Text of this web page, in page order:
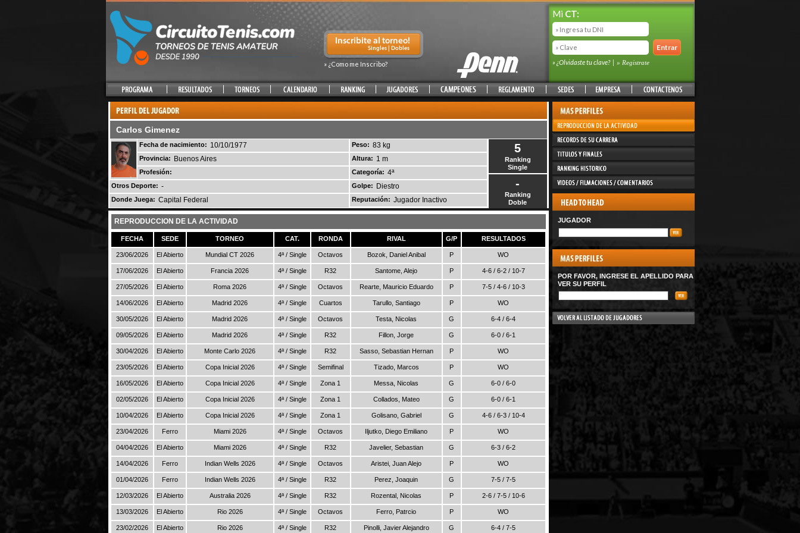
» ¿Como me Inscribo?
Mi CT:
» ¿Olvidaste tu clave? | » Registrate
Carlos Gimenez
Fecha de nacimiento: 10/10/1977 Peso: 83 kg
Provincia: Buenos Aires Altura: 1 m
Profesión: Categoría: 4ª
Otros Deporte: - Golpe: Diestro
Donde Juega: Capital Federal Reputación: Jugador Inactivo
5
Ranking
Single
-
Ranking
Doble
REPRODUCCION DE LA ACTIVIDAD
FECHA SEDE TORNEO CAT. RONDA RIVAL G/P RESULTADOS
23/06/2026 El Abierto Mundial CT 2026 4ª / Single Octavos Bozok, Daniel Anibal P WO
17/06/2026 El Abierto Francia 2026 4ª / Single R32 Santome, Alejo P 4-6 / 6-2 / 10-7
27/05/2026 El Abierto Roma 2026 4ª / Single Octavos Rearte, Mauricio Eduardo P 7-5 / 4-6 / 10-3
14/06/2026 El Abierto Madrid 2026 4ª / Single Cuartos Tarullo, Santiago P WO
30/05/2026 El Abierto Madrid 2026 4ª / Single Octavos Testa, Nicolas G 6-4 / 6-4
09/05/2026 El Abierto Madrid 2026 4ª / Single R32 Fillon, Jorge G 6-0 / 6-1
30/04/2026 El Abierto Monte Carlo 2026 4ª / Single R32 Sasso, Sebastian Hernan P WO
23/05/2026 El Abierto Copa Inicial 2026 4ª / Single Semifinal Tizado, Marcos P WO
16/05/2026 El Abierto Copa Inicial 2026 4ª / Single Zona 1 Messa, Nicolas G 6-0 / 6-0
02/05/2026 El Abierto Copa Inicial 2026 4ª / Single Zona 1 Collados, Mateo G 6-0 / 6-1
10/04/2026 El Abierto Copa Inicial 2026 4ª / Single Zona 1 Golisano, Gabriel G 4-6 / 6-3 / 10-4
23/04/2026 Ferro Miami 2026 4ª / Single Octavos Iljutko, Diego Emiliano P WO
04/04/2026 El Abierto Miami 2026 4ª / Single R32 Javelier, Sebastian G 6-3 / 6-2
14/04/2026 Ferro Indian Wells 2026 4ª / Single Octavos Aristei, Juan Alejo P WO
01/04/2026 Ferro Indian Wells 2026 4ª / Single R32 Perez, Joaquin G 7-5 / 7-5
12/03/2026 El Abierto Australia 2026 4ª / Single R32 Rozental, Nicolas P 2-6 / 7-5 / 10-6
13/03/2026 El Abierto Rio 2026 4ª / Single Octavos Ferro, Patrcio P WO
23/02/2026 El Abierto Rio 2026 4ª / Single R32 Pinolli, Javier Alejandro G 6-4 / 7-5
JUGADOR
POR FAVOR, INGRESE EL APELLIDO PARA
VER SU PERFIL